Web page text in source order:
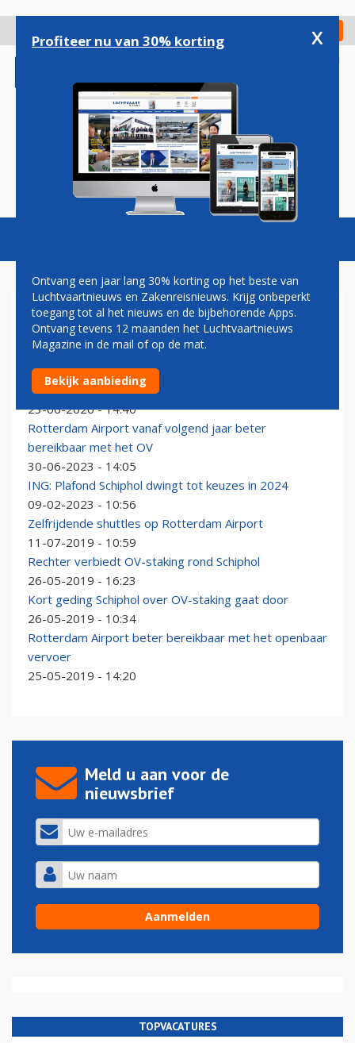
gaan
Check in
Magazine Podcasts Vacatures
OPENBAAR VERVOER
Schiphol woensdag slecht bereikbaar door landelijke
OV-staking
23-06-2026 - 14:40
Rotterdam Airport vanaf volgend jaar beter
bereikbaar met het OV
30-06-2023 - 14:05
ING: Plafond Schiphol dwingt tot keuzes in 2024
09-02-2023 - 10:56
Zelfrijdende shuttles op Rotterdam Airport
11-07-2019 - 10:59
Rechter verbiedt OV-staking rond Schiphol
26-05-2019 - 16:23
Kort geding Schiphol over OV-staking gaat door
26-05-2019 - 10:34
Rotterdam Airport beter bereikbaar met het openbaar
vervoer
25-05-2019 - 14:20
Meld u aan voor de
nieuwsbrief
TOPVACATURES
Profiteer nu van 30% korting x
Ontvang een jaar lang 30% korting op het beste van
Luchtvaartnieuws en Zakenreisnieuws. Krijg onbeperkt
toegang tot al het nieuws en de bijbehorende Apps.
Ontvang tevens 12 maanden het Luchtvaartnieuws
Magazine in de mail of op de mat.
Bekijk aanbieding